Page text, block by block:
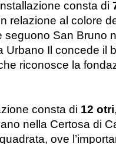
consta di
relazione al colore
San Bruno
Urbano Il concede il
riconosce la
consta di 12 otri
nella Certosa di
ove